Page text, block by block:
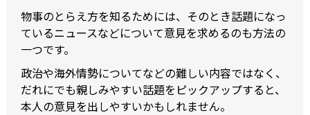
物事のとらえ方を知るためには、そのとき話題になっ
ているニュースなどについて意見を求めるのも方法の
一つです。
政治や海外情勢についてなどの難しい内容ではなく、
だれにでも親しみやすい話題をピックアップすると、
本人の意見を出しやすいかもしれません。